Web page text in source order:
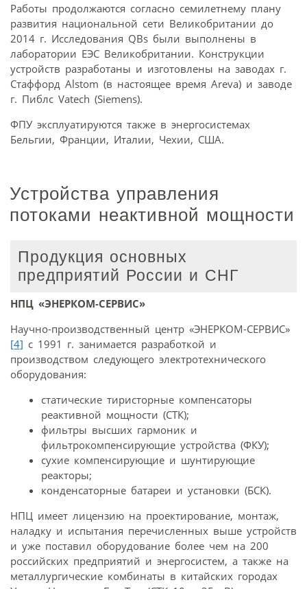
Работы продолжаются согласно семилетнему плану
развития национальной сети Великобритании до
2014 г. Исследования QBs были выполнены в
лаборатории ЕЭС Великобритании. Конструкции
устройств разработаны и изготовлены на заводах г.
Стаффорд Alstom (в настоящее время Areva) и заводе
г. Пиблс Vatech (Siemens).
ФПУ эксплуатируются также в энергосистемах
Бельгии, Франции, Италии, Чехии, США.
Устройства управления
потоками неактивной мощности
Продукция основных
предприятий России и СНГ
НПЦ «ЭНЕРКОМ-СЕРВИС»
Научно-производственный центр «ЭНЕРКОМ-СЕРВИС»
[4] с 1991 г. занимается разработкой и
производством следующего электротехнического
оборудования:
статические тиристорные компенсаторы
реактивной мощности (СТК);
фильтры высших гармоник и
фильтрокомпенсирующие устройства (ФКУ);
сухие компенсирующие и шунтирующие
реакторы;
конденсаторные батареи и установки (БСК).
НПЦ имеет лицензию на проектирование, монтаж,
наладку и испытания перечисленных выше устройств
и уже поставил оборудование более чем на 200
российских предприятий и энергосистем, а также на
металлургические комбинаты в китайских городах